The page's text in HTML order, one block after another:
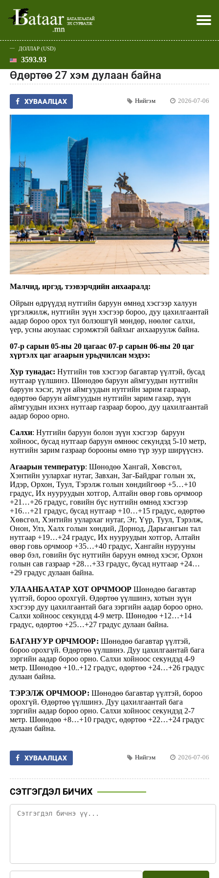
Эхлэл
Улс төр
Нийгэм
Эдийн засаг
Дэлхий
Спорт
Шар
Батаар юу хэлэв
Хэвлэл мэдээллээр
ДОЛЛАР (USD)
3593.93
Өдөртөө 27 хэм дулаан байна
ХУВААЛЦАХ Нийгэм 2026-07-06
Малчид, иргэд, тээвэрчдийн анхааралд:
Ойрын өдрүүдэд нутгийн баруун өмнөд хэсгээр халуун
үргэлжилж, нутгийн зүүн хэсгээр бороо, дуу цахилгаантай
аадар бороо орох тул болзошгүй мөндөр, нөөлөг салхи,
үер, усны аюулаас сэрэмжтэй байхыг анхааруулж байна.
07-р сарын 05-ны 20 цагаас 07-р сарын 06-ны 20 цаг
хүртэлх цаг агаарын урьдчилсан мэдээ:
Хур тунадас: Нутгийн төв хэсгээр багавтар үүлтэй, бусад
нутгаар үүлшинэ. Шөнөдөө баруун аймгуудын нутгийн
баруун хэсэг, зүүн аймгуудын нутгийн зарим газраар,
өдөртөө баруун аймгуудын нутгийн зарим газар, зүүн
аймгуудын ихэнх нутгаар газраар бороо, дуу цахилгаантай
аадар бороо орно.
Салхи: Нутгийн баруун болон зүүн хэсгээр баруун
хойноос, бусад нутгаар баруун өмнөөс секундэд 5-10 метр,
нутгийн зарим газраар борооны өмнө түр зуур ширүүснэ.
Агаарын температур: Шөнөдөө Хангай, Хөвсгөл,
Хэнтийн уулархаг нутаг, Завхан, Заг-Байдраг голын эх,
Идэр, Орхон, Туул, Тэрэлж голын хөндийгөөр +5…+10
градус, Их нууруудын хотгор, Алтайн өвөр говь орчмоор
+21…+26 градус, говийн бүс нутгийн өмнөд хэсгээр
+16…+21 градус, бусад нутгаар +10…+15 градус, өдөртөө
Хөвсгөл, Хэнтийн уулархаг нутаг, Эг, Үүр, Туул, Тэрэлж,
Онон, Улз, Халх голын хөндий, Дорнод, Дарьгангын тал
нутгаар +19…+24 градус, Их нууруудын хотгор, Алтайн
өвөр говь орчмоор +35…+40 градус, Хангайн нурууны
өвөр бэл, говийн бүс нутгийн баруун өмнөд хэсэг, Орхон
голын сав газраар +28…+33 градус, бусад нутгаар +24…
+29 градус дулаан байна.
УЛААНБААТАР ХОТ ОРЧМООР Шөнөдөө багавтар
үүлтэй, бороо орохгүй. Өдөртөө үүлшинэ, хотын зүүн
хэсгээр дуу цахилгаантай бага зэргийн аадар бороо орно.
Салхи хойноос секундэд 4-9 метр. Шөнөдөө +12…+14
градус, өдөртөө +25…+27 градус дулаан байна.
БАГАНУУР ОРЧМООР: Шөнөдөө багавтар үүлтэй,
бороо орохгүй. Өдөртөө үүлшинэ. Дуу цахилгаантай бага
зэргийн аадар бороо орно. Салхи хойноос секундэд 4-9
метр. Шөнөдөө +10..+12 градус, өдөртөө +24…+26 градус
дулаан байна.
ТЭРЭЛЖ ОРЧМООР: Шөнөдөө багавтар үүлтэй, бороо
орохгүй. Өдөртөө үүлшинэ. Дуу цахилгаантай бага
зэргийн аадар бороо орно. Салхи хойноос секундэд 2-7
метр. Шөнөдөө +8…+10 градус, өдөртөө +22…+24 градус
дулаан байна.
ХУВААЛЦАХ Нийгэм 2026-07-06
СЭТГЭГДЭЛ БИЧИХ